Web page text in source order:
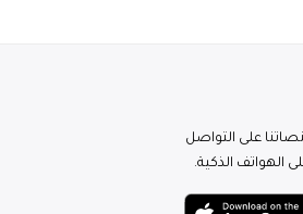
على التواصل
الهواتف الذكية.